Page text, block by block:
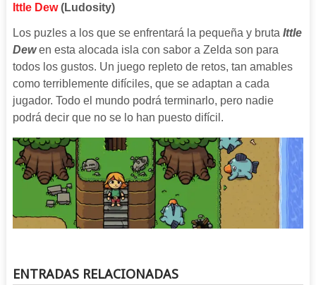
Ittle Dew(Ludosity)
Los puzles a los que se enfrentará la pequeña y bruta Ittle
Dewen esta alocada isla con sabor a Zelda son para
todos los gustos. Un juego repleto de retos, tan amables
como terriblemente difíciles, que se adaptan a cada
jugador. Todo el mundo podrá terminarlo, pero nadie
podrá decir que no se lo han puesto difícil.
ENTRADAS RELACIONADAS